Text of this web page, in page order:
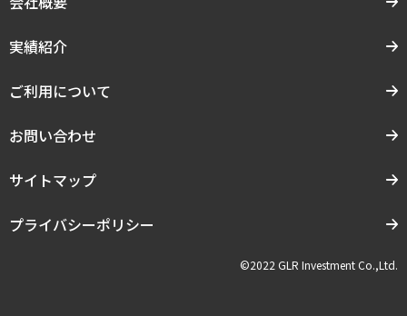
実績紹介
ご利用について
お問い合わせ
サイトマップ
プライバシーポリシー
©2022 GLR Investment Co.,Ltd.